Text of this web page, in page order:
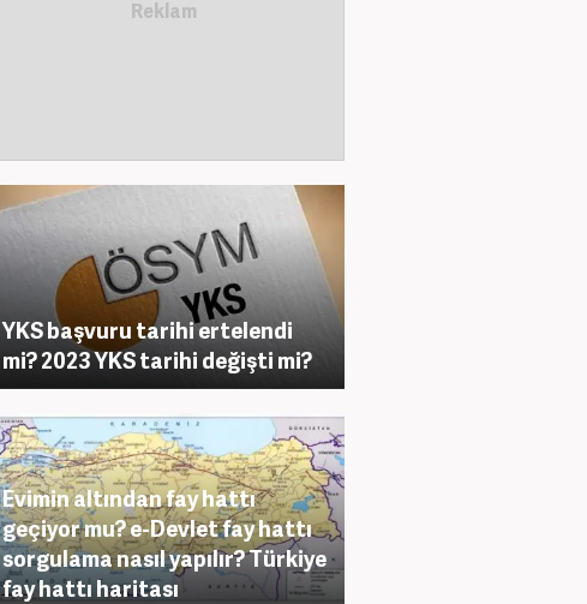
YKS başvuru tarihi ertelendi
mi? 2023 YKS tarihi değişti mi?
Evimin altından fay hattı
geçiyor mu? e-Devlet fay hattı
sorgulama nasıl yapılır? Türkiye
fay hattı haritası